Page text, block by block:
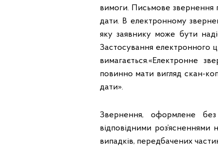
вимоги. Письмове звернення
дати. В електронному
яку заявнику може бути
Застосування електронного
вимагається.«Електронне
повинно мати вигляд скан-
дати».
Звернення, оформлене
відповідними
випадків, передбачених